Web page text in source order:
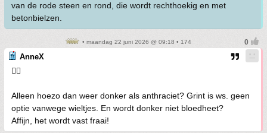
van de rode steen en rond, die wordt rechthoekig en met
betonbielzen.
• maandag 22 juni 2026 @ 09:18 • 174
AnneX
👍🏼
Alleen hoezo dan weer donker als anthraciet? Grint is ws. geen
optie vanwege wieltjes. En wordt donker niet bloedheet?
Affijn, het wordt vast fraai!